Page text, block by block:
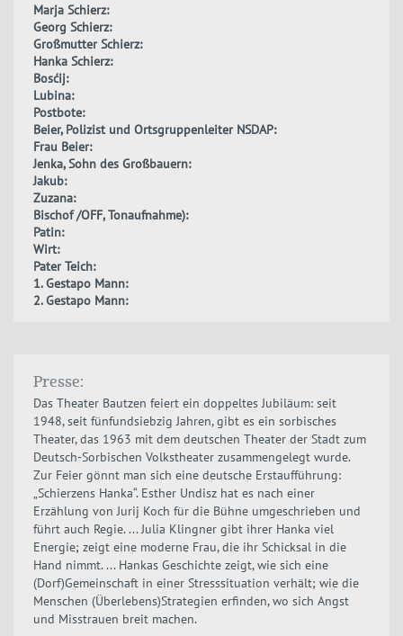
Marja Schierz:
Georg Schierz:
Großmutter Schierz:
Hanka Schierz:
Bosćij:
Lubina:
Postbote:
Beier, Polizist und Ortsgruppenleiter NSDAP:
Frau Beier:
Jenka, Sohn des Großbauern:
Jakub:
Zuzana:
Bischof /OFF, Tonaufnahme):
Patin:
Wirt:
Pater Teich:
1. Gestapo Mann:
2. Gestapo Mann:
Presse:
Das Theater Bautzen feiert ein doppeltes Jubiläum: seit
1948, seit fünfundsiebzig Jahren, gibt es ein sorbisches
Theater, das 1963 mit dem deutschen Theater der Stadt zum
Deutsch-Sorbischen Volkstheater zusammengelegt wurde.
Zur Feier gönnt man sich eine deutsche Erstaufführung:
„Schierzens Hanka“. Esther Undisz hat es nach einer
Erzählung von Jurij Koch für die Bühne umgeschrieben und
führt auch Regie. ... Julia Klingner gibt ihrer Hanka viel
Energie; zeigt eine moderne Frau, die ihr Schicksal in die
Hand nimmt. ... Hankas Geschichte zeigt, wie sich eine
(Dorf)Gemeinschaft in einer Stresssituation verhält; wie die
Menschen (Überlebens)Strategien erfinden, wo sich Angst
und Misstrauen breit machen.